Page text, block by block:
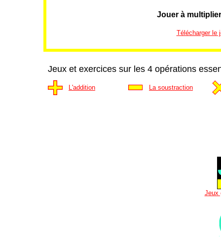
Jouer à
Télécharger le
Jeux et exercices sur les 4 opérations
L'addition La soustraction
Jeux